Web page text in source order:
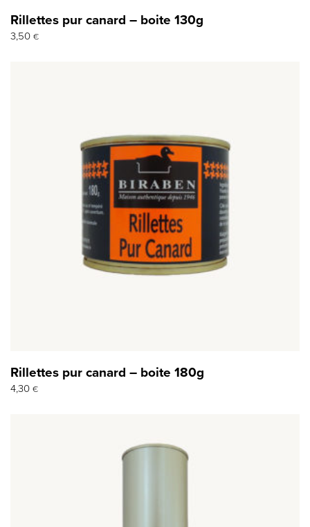
Rillettes pur canard – boite 130g
3,50 €
Rillettes pur canard – boite 180g
4,30 €